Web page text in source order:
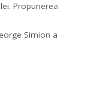
Propunerea
Simion a